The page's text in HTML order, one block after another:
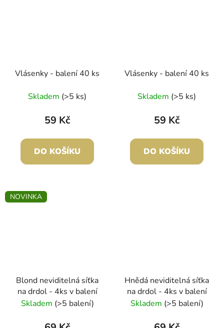
Vlásenky - balení 40 ks
Skladem (>5 ks)
59 Kč
DO KOŠÍKU
Vlásenky - balení 40 ks
Skladem (>5 ks)
59 Kč
DO KOŠÍKU
NOVINKA
Blond neviditelná síťka
na drdol - 4ks v balení
Skladem (>5 balení)
Hnědá neviditelná síťka
na drdol - 4ks v balení
Skladem (>5 balení)